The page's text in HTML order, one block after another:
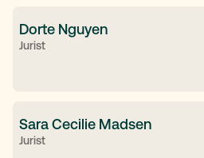
Dorte Nguyen
Jurist
Sara Cecilie Madsen
Jurist